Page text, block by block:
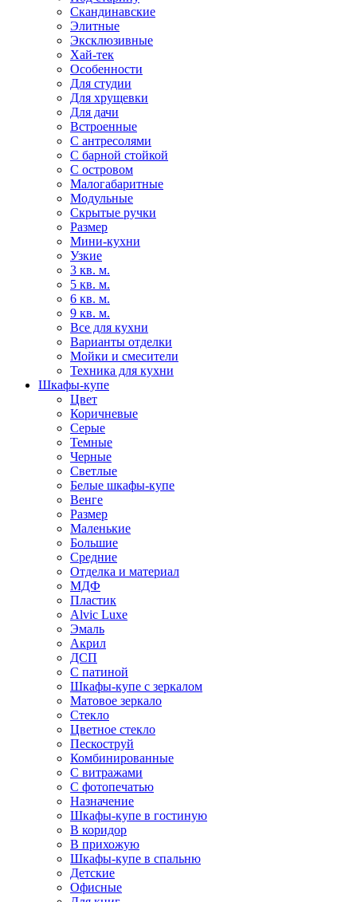
Скандинавские
Элитные
Эксклюзивные
Хай-тек
Особенности
Для студии
Для хрущевки
Для дачи
Встроенные
С антресолями
С барной стойкой
С островом
Малогабаритные
Модульные
Скрытые ручки
Размер
Мини-кухни
Узкие
3 кв. м.
5 кв. м.
6 кв. м.
9 кв. м.
Все для кухни
Варианты отделки
Мойки и смесители
Техника для кухни
Шкафы-купе
Цвет
Коричневые
Серые
Темные
Черные
Светлые
Белые шкафы-купе
Венге
Размер
Маленькие
Большие
Средние
Отделка и материал
МДФ
Пластик
Alvic Luxe
Эмаль
Акрил
ДСП
С патиной
Шкафы-купе с зеркалом
Матовое зеркало
Стекло
Цветное стекло
Пескоструй
Комбинированные
С витражами
С фотопечатью
Назначение
Шкафы-купе в гостиную
В коридор
В прихожую
Шкафы-купе в спальню
Детские
Офисные